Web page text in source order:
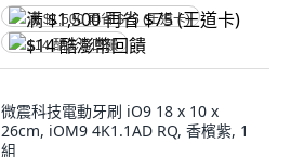
满 $1,500 再省 $75 (王道卡)
$14 酷澎幣回饋
微震科技電動牙刷 iO9 18 x 10 x
26cm, iOM9 4K1.1AD RQ, 香檳紫, 1
組